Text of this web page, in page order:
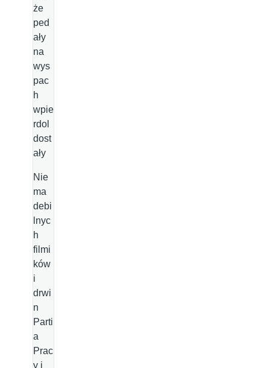
że
ped
ały
na
wys
pac
h
wpie
rdol
dost
ały
Nie
ma
debi
lnyc
h
filmi
ków
i
drwi
n
Parti
a
Prac
y i